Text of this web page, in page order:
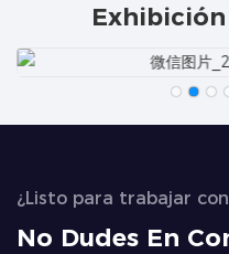
¿Listo para trabajar
No Dudes En